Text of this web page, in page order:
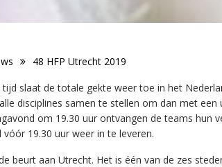
48 HFP Utrecht 2019
tijd slaat de totale gekte weer toe in het
disciplines samen te stellen om dan met
om 19.30 uur ontvangen de teams hun
19.30 uur weer in te leveren.
beurt aan Utrecht. Het is één van de zes